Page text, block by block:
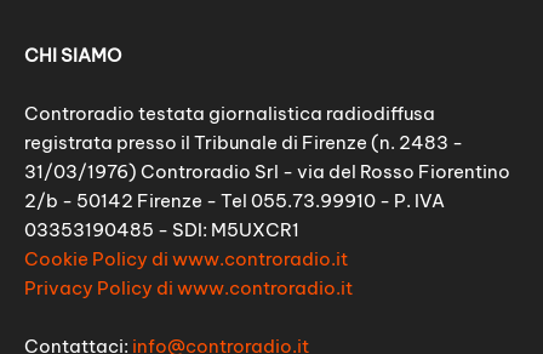
CHI SIAMO
Controradio testata giornalistica radiodiffusa
registrata presso il Tribunale di Firenze (n. 2483 -
31/03/1976) Controradio Srl - via del Rosso Fiorentino
2/b - 50142 Firenze - Tel 055.73.99910 - P. IVA
03353190485 - SDI: M5UXCR1
Cookie Policy di www.controradio.it
Privacy Policy di www.controradio.it
Contattaci: info@controradio.it